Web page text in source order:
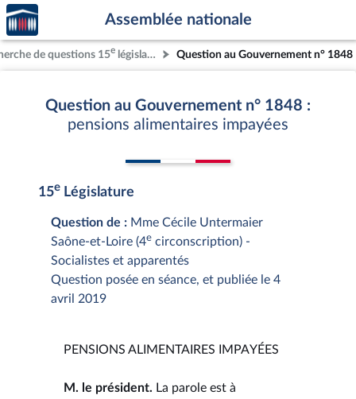
Aller au contenu
Aller en bas de la page
Accèder
à la
page
d'accueil
Assemblée nationale
de questions 15e législature Question au Gouvernement n° 1848
Question au Gouvernement n° 1848 :
pensions alimentaires impayées
15e Législature
Question de : Mme Cécile Untermaier
Saône-et-Loire (4e circonscription) -
Socialistes et apparentés
Question posée en séance, et publiée le 4
avril 2019
PENSIONS ALIMENTAIRES IMPAYÉES
M. le président. La parole est à